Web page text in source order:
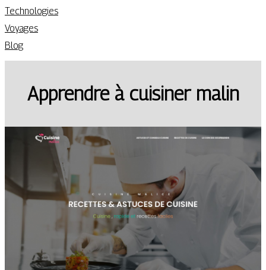
Technologies
Voyages
Blog
Apprendre à cuisiner malin